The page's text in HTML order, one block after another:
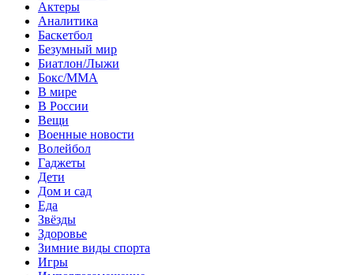
Актеры
Аналитика
Баскетбол
Безумный мир
Биатлон/Лыжи
Бокс/MMA
В мире
В России
Вещи
Военные новости
Волейбол
Гаджеты
Дети
Дом и сад
Еда
Звёзды
Здоровье
Зимние виды спорта
Игры